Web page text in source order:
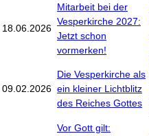
18.06.2026
Mitarbeit bei der
Vesperkirche 2027:
Jetzt schon
vormerken!
09.02.2026
Die Vesperkirche als
ein kleiner Lichtblitz
des Reiches Gottes
Vor Gott gilt: